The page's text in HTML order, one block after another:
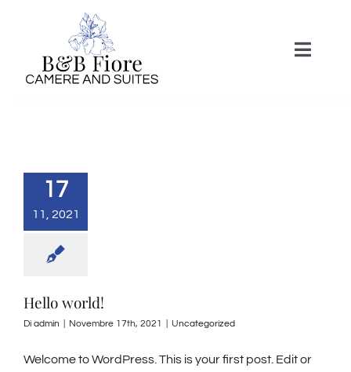
contenuto
Toggle
CONTATTI
17
11, 2021
Hello world!
Di admin Novembre 17th, 2021 Uncategorized
Welcome to WordPress. This is your first post. Edit or